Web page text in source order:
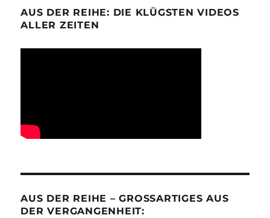
AUS DER REIHE: DIE KLÜGSTEN VIDEOS
ALLER ZEITEN
AUS DER REIHE – GROSSARTIGES AUS D
ER VERGANGENHEIT: